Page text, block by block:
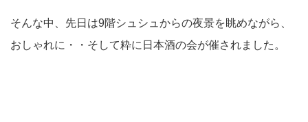
そんな中、先日は9階シュシュからの夜景を眺めながら、
おしゃれに・・そして粋に日本酒の会が催されました。